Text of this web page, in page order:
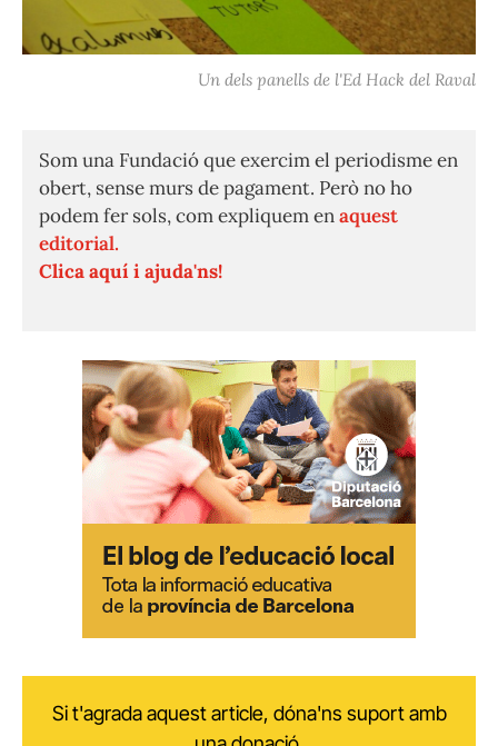
Un dels panells de l'Ed Hack del Raval
Som una Fundació que exercim el periodisme en
obert, sense murs de pagament. Però no ho
podem fer sols, com expliquem enaquest
editorial.
Clica aquí i ajuda'ns!
Si t'agrada aquest article, dóna'ns suport amb